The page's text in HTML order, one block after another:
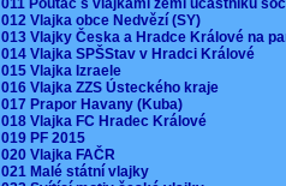
012 Vlajka obce Nedvězí (SY)
013 Vlajky Česka a Hradce Králové na
014 Vlajka SPŠStav v Hradci Králové
015 Vlajka Izraele
016 Vlajka ZZS Ústeckého kraje
017 Prapor Havany (Kuba)
018 Vlajka FC Hradec Králové
019 PF 2015
020 Vlajka FAČR
021 Malé státní vlajky